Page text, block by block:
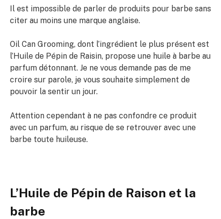
Il est impossible de parler de produits pour barbe sans
citer au moins une marque anglaise.
Oil Can Grooming, dont l’ingrédient le plus présent est
l’Huile de Pépin de Raisin, propose une huile à barbe au
parfum détonnant. Je ne vous demande pas de me
croire sur parole, je vous souhaite simplement de
pouvoir la sentir un jour.
Attention cependant à ne pas confondre ce produit
avec un parfum, au risque de se retrouver avec une
barbe toute huileuse.
L’Huile de Pépin de Raison et la
barbe